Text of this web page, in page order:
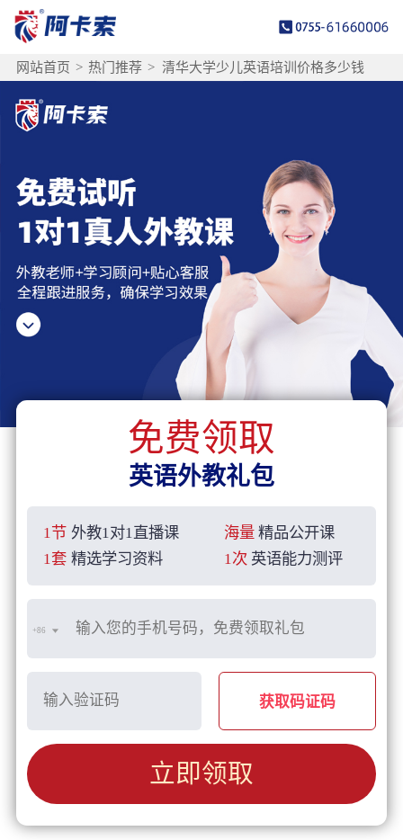
网站首页 > 热门推荐 > 清华大学少儿英语培训价格多少钱
免费领取
英语外教礼包
1节 外教1对1直播课 海量 精品公开课
1套 精选学习资料 1次 英语能力测评
+86
获取码证码
立即领取